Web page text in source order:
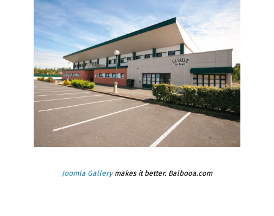
Joomla Gallerymakes it better. Balbooa.com